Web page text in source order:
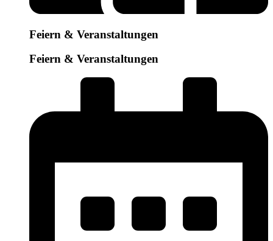
Feiern & Veranstaltungen
Feiern & Veranstaltungen